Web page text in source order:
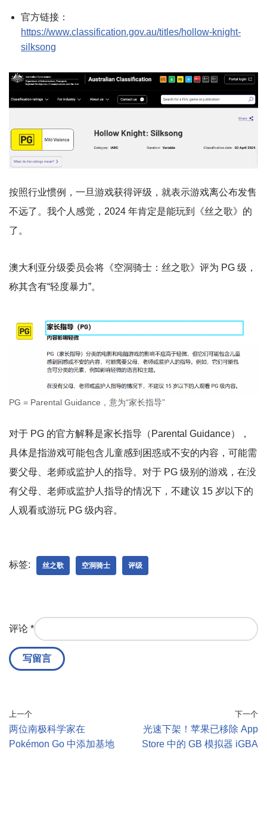
官方链接：
https://www.classification.gov.au/titles/hollow-knight-
silksong
按照行业惯例，一旦游戏获得评级，就表示游戏离公布发售
不远了。我个人感觉，2024 年肯定是能玩到《丝之歌》的
了。
澳大利亚分级委员会将《空洞骑士：丝之歌》评为 PG 级，
称其含有“轻度暴力”。
PG = Parental Guidance，意为“家长指导”
对于 PG 的官方解释是家长指导（Parental Guidance），
具体是指游戏可能包含儿童感到困惑或不安的内容，可能需
要父母、老师或监护人的指导。对于 PG 级别的游戏，在没
有父母、老师或监护人指导的情况下，不建议 15 岁以下的
人观看或游玩 PG 级内容。
标签: 丝之歌 空洞骑士 评级
评论 *
上一个
两位南极科学家在
Pokémon Go 中添加基地
下一个
光速下架！苹果已移除 App
Store 中的 GB 模拟器 iGBA